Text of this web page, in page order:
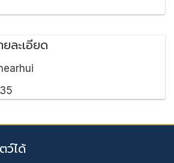
ละเอียด
ว์ได้